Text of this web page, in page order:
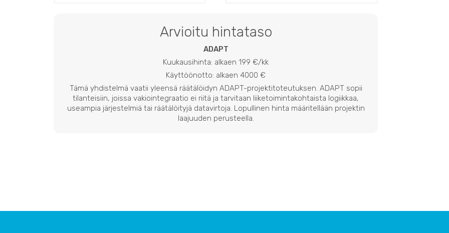
Arvioitu hintataso
ADAPT
Kuukausihinta: alkaen 199 €/kk
Käyttöönotto: alkaen 4000 €
Tämä yhdistelmä vaatii yleensä räätälöidyn ADAPT-projektitoteutuksen. ADAPT sopii
tilanteisiin, joissa vakiointegraatio ei riitä ja tarvitaan liiketoimintakohtaista logiikkaa,
useampia järjestelmiä tai räätälöityjä datavirtoja. Lopullinen hinta määritellään projektin
laajuuden perusteella.